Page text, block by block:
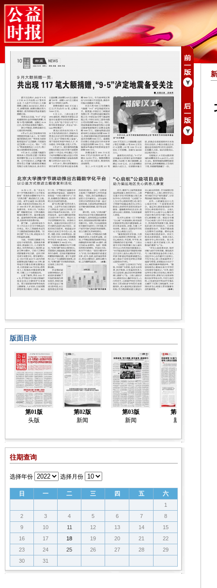
版面目录
第01版
头版
第02版
新闻
第03版
新闻
第04版
新闻
往期查询
选择年份 选择月份
日 一 二 三 四 五 六
1
2
3 4 5 6 7
8
9
10 11 12 13 14
15
16
17 18 19 20 21
22
23
24 25 26 27 28
29
30
31